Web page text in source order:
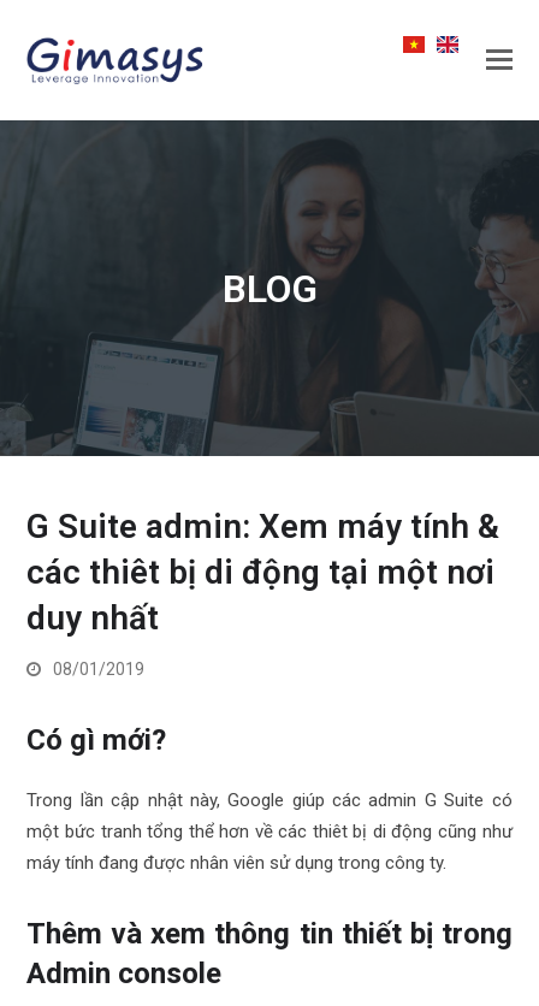
BLOG
G Suite admin: Xem máy tính &
các thiêt bị di động tại một nơi
duy nhất
08/01/2019
Có gì mới?
Trong lần cập nhật này, Google giúp các admin G Suite có
một bức tranh tổng thể hơn về các thiêt bị di động cũng như
máy tính đang được nhân viên sử dụng trong công ty.
Thêm và xem thông tin thiết bị trong
Admin console